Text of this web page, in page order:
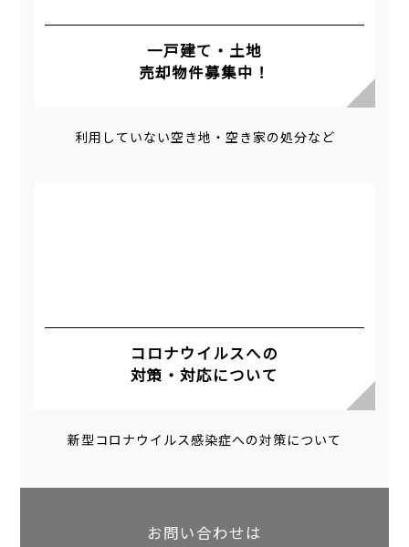
一戸建て・土地
売却物件募集中！
利用していない空き地・空き家の処分など
コロナウイルスへの
対策・対応について
新型コロナウイルス感染症への対策について
お問い合わせは